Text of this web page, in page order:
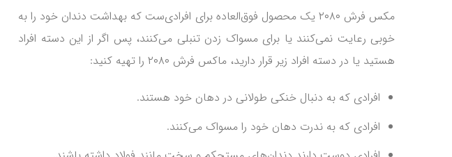
مکس فرش ۲۰۸۰ یک محصول فوق‌العاده برای افرادی‌ست که بهداشت دندان خود را به
خوبی رعایت نمی‌کنند یا برای مسواک زدن تنبلی می‌کنند، پس اگر از این دسته افراد
هستید یا در دسته افراد زیر قرار دارید، ماکس فرش ۲۰۸۰ را تهیه کنید:
افرادی که به دنبال خنکی طولانی در دهان خود هستند.
افرادی که به ندرت دهان خود را مسواک می‌کنند.